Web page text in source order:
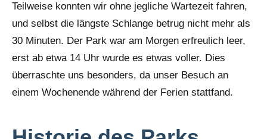
Teilweise konnten wir ohne jegliche Wartezeit fahren,
und selbst die längste Schlange betrug nicht mehr als
30 Minuten. Der Park war am Morgen erfreulich leer,
erst ab etwa 14 Uhr wurde es etwas voller. Dies
überraschte uns besonders, da unser Besuch an
einem Wochenende während der Ferien stattfand.